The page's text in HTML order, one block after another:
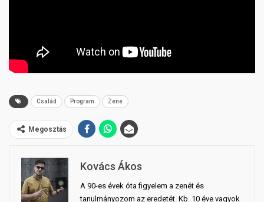
Család Program Zene
Megosztás
Kovács Ákos
A 90-es évek óta figyelem a zenét és
tanulmányozom az eredetét. Kb. 10 éve vagyok